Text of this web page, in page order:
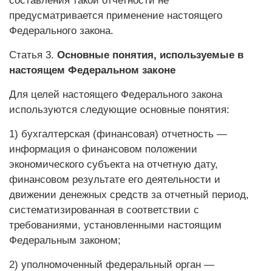
предусматривается применение настоящего
Федерального закона.
Статья 3. Основные понятия, используемые в
настоящем Федеральном законе
Для целей настоящего Федерального закона
используются следующие основные понятия:
1) бухгалтерская (финансовая) отчетность —
информация о финансовом положении
экономического субъекта на отчетную дату,
финансовом результате его деятельности и
движении денежных средств за отчетный период,
систематизированная в соответствии с
требованиями, установленными настоящим
Федеральным законом;
2) уполномоченный федеральный орган —